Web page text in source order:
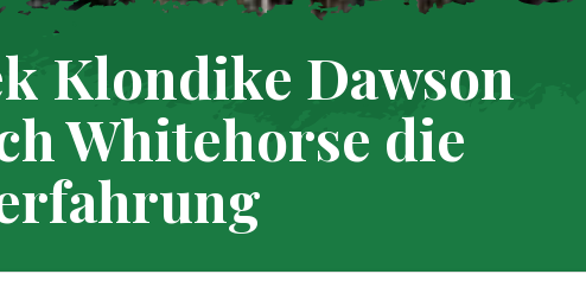
Klondike Dawson
Whitehorse die